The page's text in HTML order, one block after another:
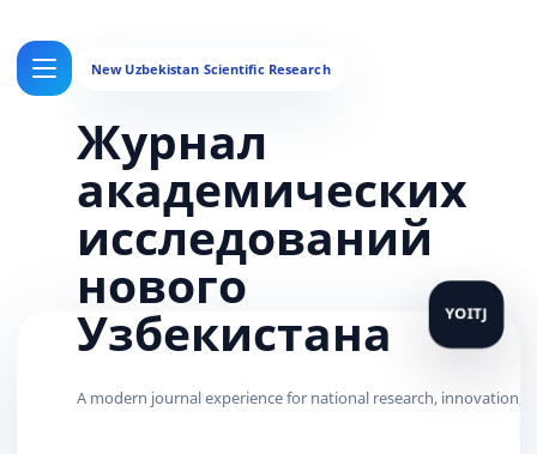
Журнал
академических
исследований
нового
Узбекистана